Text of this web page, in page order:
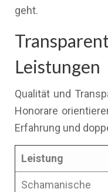
geht.
Leistungen
Qualität und
Honorare
Erfahrung und
Leistung
Schamanische